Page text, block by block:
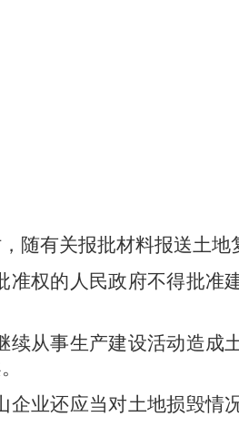
有关报批材料报送土地
权的人民政府不得批准
从事生产建设活动造成
业还应当对土地损毁情